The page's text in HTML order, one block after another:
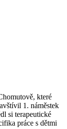
které
1. náměstek
si terapeutické
práce s dětmi